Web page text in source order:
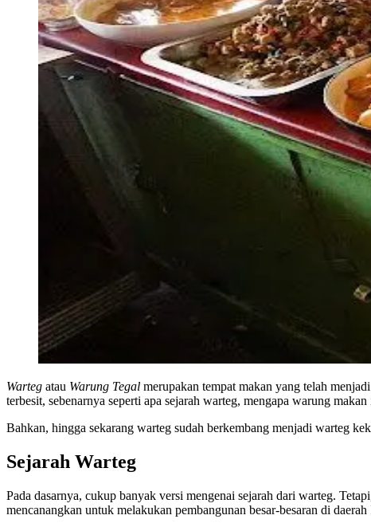
Warteg atau Warung Tegal merupakan tempat makan yang telah
terbesit, sebenarnya seperti apa sejarah warteg, mengapa warung
Bahkan, hingga sekarang warteg sudah berkembang menjadi warteg
Sejarah Warteg
Pada dasarnya, cukup banyak versi mengenai sejarah dari warteg.
mencanangkan untuk melakukan pembangunan besar-besaran di daerah